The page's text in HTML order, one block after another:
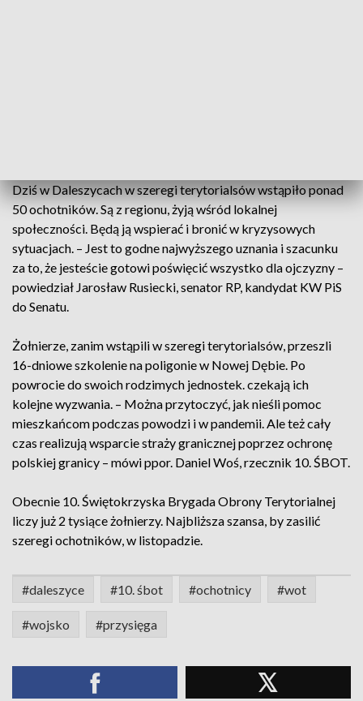
Dziś w Daleszycach w szeregi terytorialsów wstąpiło ponad
50 ochotników. Są z regionu, żyją wśród lokalnej
społeczności. Będą ją wspierać i bronić w kryzysowych
sytuacjach. – Jest to godne najwyższego uznania i szacunku
za to, że jesteście gotowi poświęcić wszystko dla ojczyzny –
powiedział Jarosław Rusiecki, senator RP, kandydat KW PiS
do Senatu.
Żołnierze, zanim wstąpili w szeregi terytorialsów, przeszli
16-dniowe szkolenie na poligonie w Nowej Dębie. Po
powrocie do swoich rodzimych jednostek. czekają ich
kolejne wyzwania. – Można przytoczyć, jak nieśli pomoc
mieszkańcom podczas powodzi i w pandemii. Ale też cały
czas realizują wsparcie straży granicznej poprzez ochronę
polskiej granicy – mówi ppor. Daniel Woś, rzecznik 10. ŚBOT.
Obecnie 10. Świętokrzyska Brygada Obrony Terytorialnej
liczy już 2 tysiące żołnierzy. Najbliższa szansa, by zasilić
szeregi ochotników, w listopadzie.
#daleszyce #10. śbot #ochotnicy #wot
#wojsko #przysięga